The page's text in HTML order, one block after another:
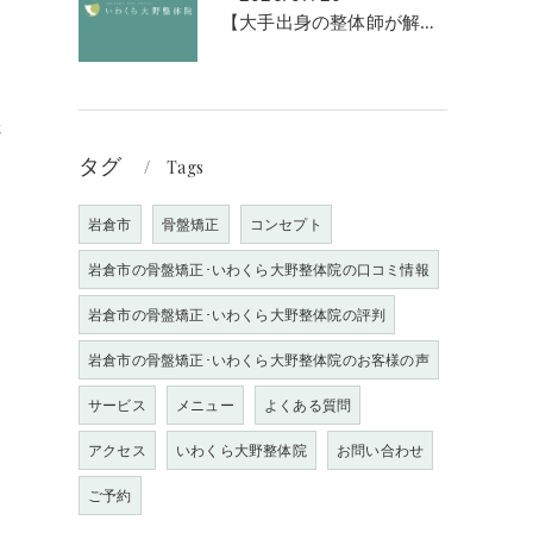
【大手出身の整体師が解説】なぜ「強揉み」は体に良くないのか？
タグ Tags
岩倉市 骨盤矯正 コンセプト
岩倉市の骨盤矯正･いわくら大野整体院の口コミ情報
岩倉市の骨盤矯正･いわくら大野整体院の評判
岩倉市の骨盤矯正･いわくら大野整体院のお客様の声
サービス メニュー よくある質問
アクセス いわくら大野整体院 お問い合わせ
ご予約